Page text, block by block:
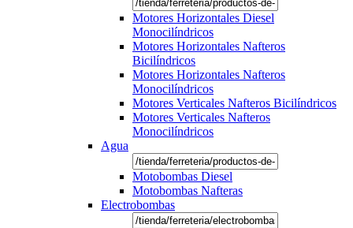
Motores Horizontales Diesel
Monocilíndricos
Motores Horizontales Nafteros
Bicilíndricos
Motores Horizontales Nafteros
Monocilíndricos
Motores Verticales Nafteros Bicilíndricos
Motores Verticales Nafteros
Monocilíndricos
Agua
Motobombas Diesel
Motobombas Nafteras
Electrobombas